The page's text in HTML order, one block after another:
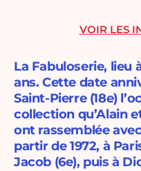
La Fabuloserie, lieu
ans. Cette date
Saint-Pierre (18e)
collection qu’Alain
ont rassemblée
partir de 1972, à
Jacob (6e), puis à
VOIR LES